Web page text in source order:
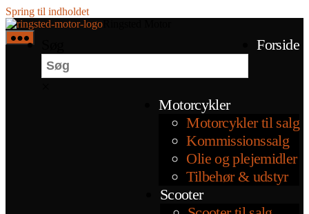
Spring til indholdet
Forside
Motorcykler
Motorcykler til salg
Kommissionssalg
Olie og plejemidler
Tilbehør & udstyr
Scooter